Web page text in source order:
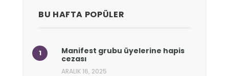
BU HAFTA POPÜLER
Manifest grubu üyelerine hapis
cezası
ARALIK 16, 2025